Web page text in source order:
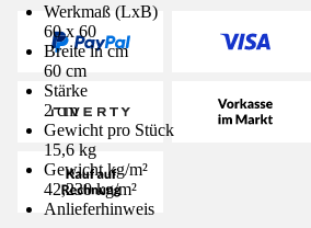
Werkmaß (LxB)
60 x 60
Breite in cm
60 cm
Stärke
2 cm
Gewicht pro Stück
15,6 kg
Gewicht kg/m²
42,230 kg/m²
Anlieferhinweis